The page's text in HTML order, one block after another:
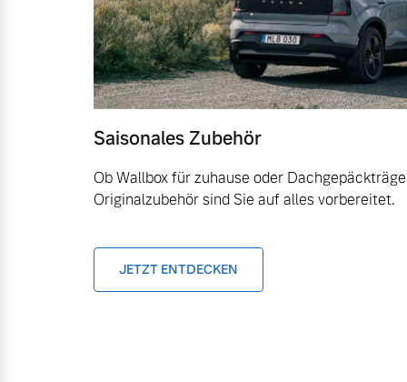
Saisonales Zubehör
Ob Wallbox für zuhause oder
Originalzubehör sind Sie auf alles vorbereitet.
JETZT ENTDECKEN